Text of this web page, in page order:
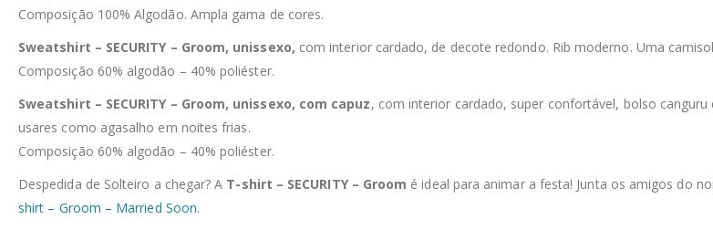
Composição 100% Algodão. Ampla gama de cores.
Sweatshirt – SECURITY – Groom, unissexo, com interior cardado, de decote redondo. Rib moderno. Uma
Composição 60% algodão – 40% poliéster.
Sweatshirt – SECURITY – Groom, unissexo, com capuz, com interior cardado, super confortável, bolso
usares como agasalho em noites frias.
Composição 60% algodão – 40% poliéster.
Despedida de Solteiro a chegar? A T-shirt – SECURITY – Groom é ideal para animar a festa! Junta os amigos do
shirt – Groom – Married Soon.